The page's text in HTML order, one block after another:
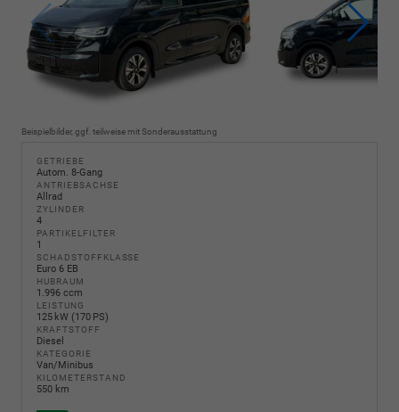
Beispielbilder, ggf. teilweise mit Sonderausstattung
GETRIEBE
Autom. 8-Gang
ANTRIEBSACHSE
Allrad
ZYLINDER
4
PARTIKELFILTER
1
SCHADSTOFFKLASSE
Euro 6 EB
HUBRAUM
1.996 ccm
LEISTUNG
125 kW (170 PS)
KRAFTSTOFF
Diesel
KATEGORIE
Van/Minibus
KILOMETERSTAND
550 km